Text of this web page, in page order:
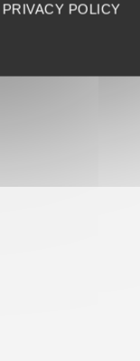
conçu
PRIVACY POLICY